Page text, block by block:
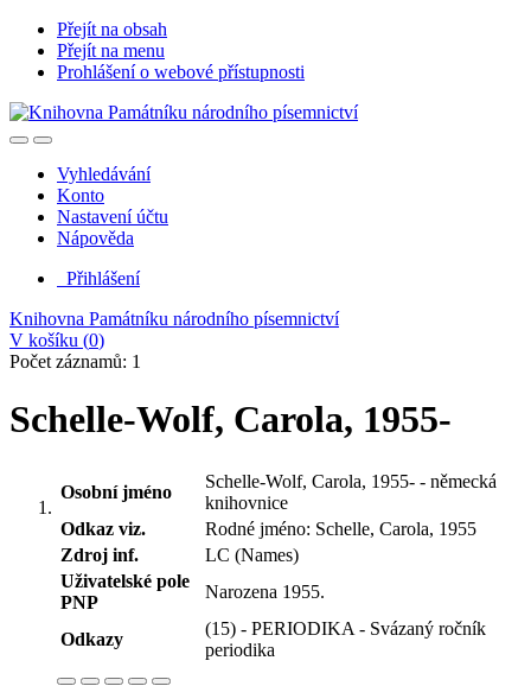
Přejít na obsah
Přejít na menu
Prohlášení o webové přístupnosti
Vyhledávání
Konto
Nastavení účtu
Nápověda
Přihlášení
Knihovna Památníku národního písemnictví
V košíku (0)
Počet záznamů: 1
Schelle-Wolf, Carola, 1955-
Osobní jméno
Schelle-Wolf, Carola, 1955- - německá
knihovnice
Odkaz viz.
Rodné jméno: Schelle, Carola, 1955
Zdroj inf.
LC (Names)
Uživatelské pole
PNP
Narozena 1955.
Odkazy
(15) - PERIODIKA - Svázaný ročník
periodika